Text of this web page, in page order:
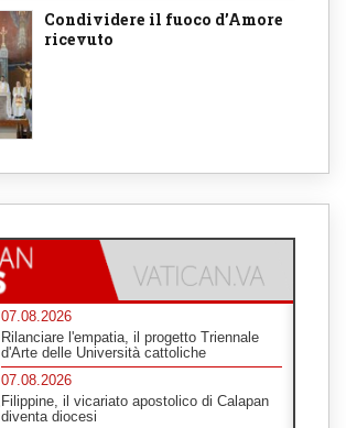
Condividere il fuoco d’Amore
ricevuto
07.08.2026
Rilanciare l'empatia, il progetto Triennale
d'Arte delle Università cattoliche
07.08.2026
Filippine, il vicariato apostolico di Calapan
diventa diocesi